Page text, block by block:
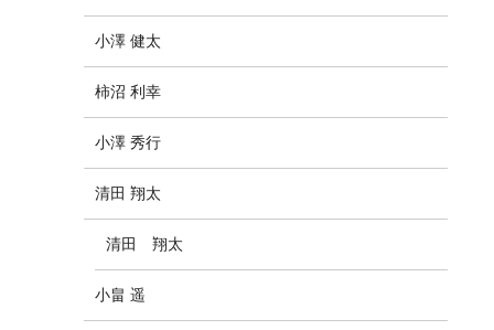
小澤 健太
柿沼 利幸
小澤 秀行
清田 翔太
清田 翔太
小畠 遥